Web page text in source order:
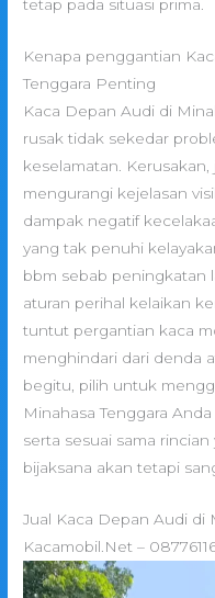
tetap pada situasi prima.
Kenapa penggantian
Tenggara Penting
Kaca Depan Audi di
rusak tidak sekedar
keselamatan.
mengurangi kejelasan
dampak negatif
yang tak penuhi
bbm sebab peningkatan
aturan perihal kelaikan
tuntut pergantian kaca
menghindari dari denda
begitu, pilih untuk
Minahasa Tenggara
serta sesuai sama
bijaksana akan tetapi
Jual Kaca Depan Audi di
Kacamobil.Net –